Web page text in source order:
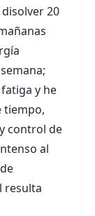
20
y he
tiempo,
control de
al
resulta